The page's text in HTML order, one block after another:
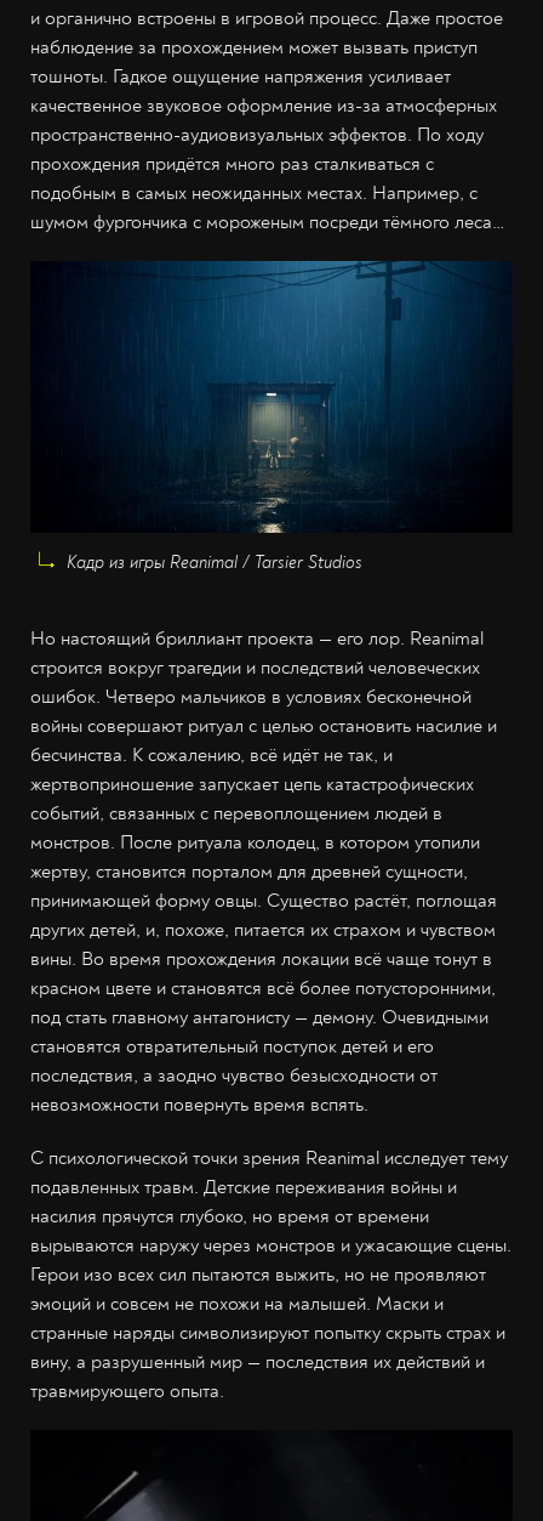
и органично встроены в игровой процесс. Даже простое
наблюдение за прохождением может вызвать приступ
тошноты. Гадкое ощущение напряжения усиливает
качественное звуковое оформление из-за атмосферных
пространственно-аудиовизуальных эффектов. По ходу
прохождения придётся много раз сталкиваться с
подобным в самых неожиданных местах. Например, с
шумом фургончика с мороженым посреди тёмного леса…
Кадр из игры Reanimal / Tarsier Studios
Но настоящий бриллиант проекта — его лор. Reanimal
строится вокруг трагедии и последствий человеческих
ошибок. Четверо мальчиков в условиях бесконечной
войны совершают ритуал с целью остановить насилие и
бесчинства. К сожалению, всё идёт не так, и
жертвоприношение запускает цепь катастрофических
событий, связанных с перевоплощением людей в
монстров. После ритуала колодец, в котором утопили
жертву, становится порталом для древней сущности,
принимающей форму овцы. Существо растёт, поглощая
других детей, и, похоже, питается их страхом и чувством
вины. Во время прохождения локации всё чаще тонут в
красном цвете и становятся всё более потусторонними,
под стать главному антагонисту — демону. Очевидными
становятся отвратительный поступок детей и его
последствия, а заодно чувство безысходности от
невозможности повернуть время вспять.
С психологической точки зрения Reanimal исследует тему
подавленных травм. Детские переживания войны и
насилия прячутся глубоко, но время от времени
вырываются наружу через монстров и ужасающие сцены.
Герои изо всех сил пытаются выжить, но не проявляют
эмоций и совсем не похожи на малышей. Маски и
странные наряды символизируют попытку скрыть страх и
вину, а разрушенный мир — последствия их действий и
травмирующего опыта.